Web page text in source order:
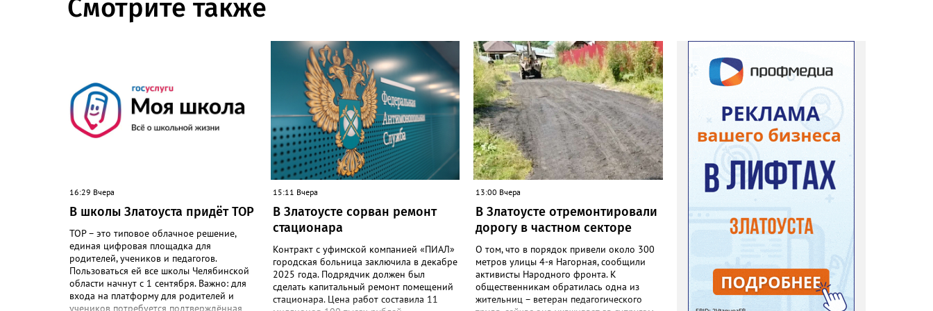
Смотрите также
16:29 Вчера
В школы Златоуста придёт ТОР
ТОР – это типовое облачное решение,
единая цифровая площадка для
родителей, учеников и педагогов.
Пользоваться ей все школы Челябинской
области начнут с 1 сентября. Важно: для
входа на платформу для родителей и
учеников потребуется подтверждённая
15:11 Вчера
В Златоусте сорван ремонт
стационара
Контракт с уфимской компанией «ПИАЛ»
городская больница заключила в декабре
2025 года. Подрядчик должен был
сделать капитальный ремонт помещений
стационара. Цена работ составила 11
13:00 Вчера
В Златоусте отремонтировали
дорогу в частном секторе
О том, что в порядок привели около 300
метров улицы 4-я Нагорная, сообщили
активисты Народного фронта. К
общественникам обратилась одна из
жительниц – ветеран педагогического